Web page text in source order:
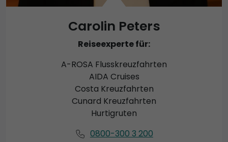
Carolin Peters
Reiseexperte für:
A-ROSA Flusskreuzfahrten
AIDA Cruises
Costa Kreuzfahrten
Cunard Kreuzfahrten
Hurtigruten
0800-300 3 200